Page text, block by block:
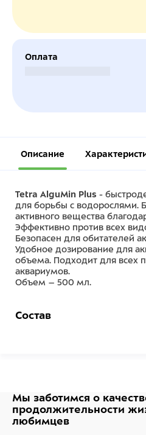
Оплата
Описание
Tetra AlguMin Plus -
для борьбы с водорослями.
активного вещества
Эффективно против всех
Безопасен для обитателей
Удобное дозирование для
объема. Подходит для всех
аквариумов.
Объем – 500 мл.
Состав
Мы заботимся о
продолжительности
любимцев